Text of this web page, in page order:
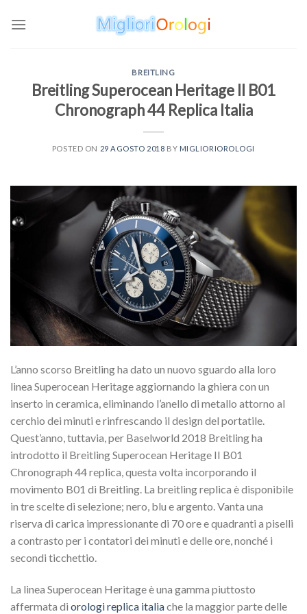
BREITLING
Breitling Superocean Heritage II B01
Chronograph 44 Replica Italia
POSTED ON 29 AGOSTO 2018 BY MIGLIORIOROLOGI
L’anno scorso Breitling ha dato un nuovo sguardo alla loro
linea Superocean Heritage aggiornando la ghiera con un
inserto in ceramica, eliminando l’anello di metallo attorno al
cerchio dei minuti e rinfrescando il design del portatile.
Quest’anno, tuttavia, per Baselworld 2018 Breitling ha
introdotto il Breitling Superocean Heritage II B01
Chronograph 44 replica, questa volta incorporando il
movimento B01 di Breitling. La breitling replica è disponibile
in tre scelte di selezione; nero, blu e argento. Vanta una
riserva di carica impressionante di 70 ore e quadranti a piselli
a contrasto per i contatori dei minuti e delle ore, nonché i
secondi ticchettio.
La linea Superocean Heritage è una gamma piuttosto
affermata di orologi replica italiache la maggior parte delle